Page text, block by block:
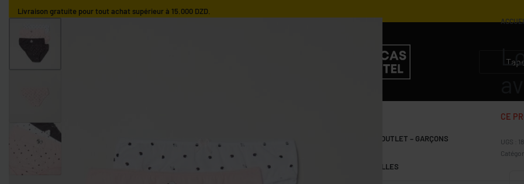
Livraison gratuite pour tout achat supérieur à 15.000 DZD.
ACCUEIL
GARÇONS 0-9 MOIS OUTLET – GARÇONS
FILLES 0-9 MOIS FILLES 9-36 MOIS FILLES 3-10 ANS FILLES 10-15 ANS OUTLET – FILLES
CE